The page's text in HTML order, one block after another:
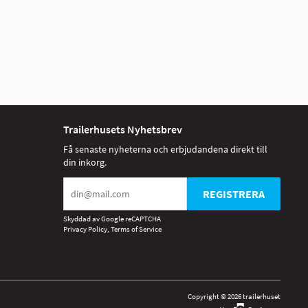
Trailerhusets Nyhetsbrev
Få senaste nyheterna och erbjudandena direkt till
din inkorg.
REGISTRERA
Skyddad av Google reCAPTCHA
Privacy Policy, Terms of Service
Copyright © 2026 trailerhuset